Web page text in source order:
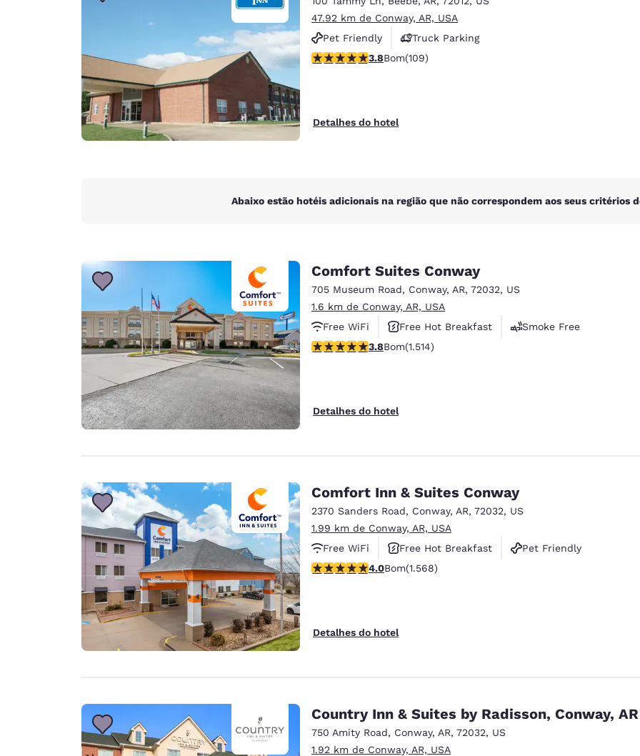
Español
Deutsch
Spain
English
United Kingdom
Australia India
English
47.92 km de Conway, AR, USA
Pet Friendly
Truck Parking
classificação 3.77 estrelas. Bom. 109 avaliações
3.8Bom(109)
Detalhes do hotel
Abaixo estão hotéis adicionais na região que não correspondem aos seus critérios
Comfort Suites Conway
705 Museum Road, Conway, AR, 72032, US
1.6 km de Conway, AR, USA
Free WiFi
Free Hot Breakfast
Smoke Free
classificação 3.8 estrelas. Bom. 1514 avaliações
3.8Bom(1.514)
Detalhes do hotel
Comfort Inn & Suites Conway
2370 Sanders Road, Conway, AR, 72032, US
1.99 km de Conway, AR, USA
Free WiFi
Free Hot Breakfast
Pet Friendly
classificação 3.95 estrelas. Bom. 1568 avaliações
4.0Bom(1.568)
Detalhes do hotel
Country Inn & Suites by Radisson, Conway, AR
750 Amity Road, Conway, AR, 72032, US
1.92 km de Conway, AR, USA